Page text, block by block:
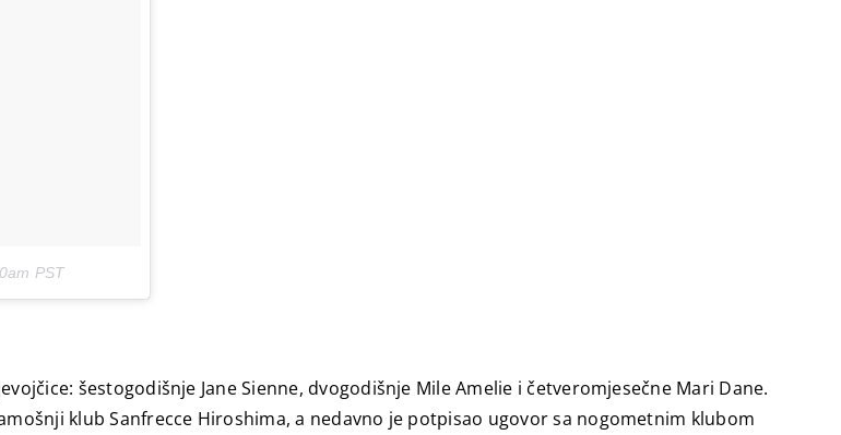
PST
šestogodišnje Jane Sienne, dvogodišnje Mile Amelie i četveromjesečne Mari Dane.
klub Sanfrecce Hiroshima, a nedavno je potpisao ugovor sa nogometnim klubom